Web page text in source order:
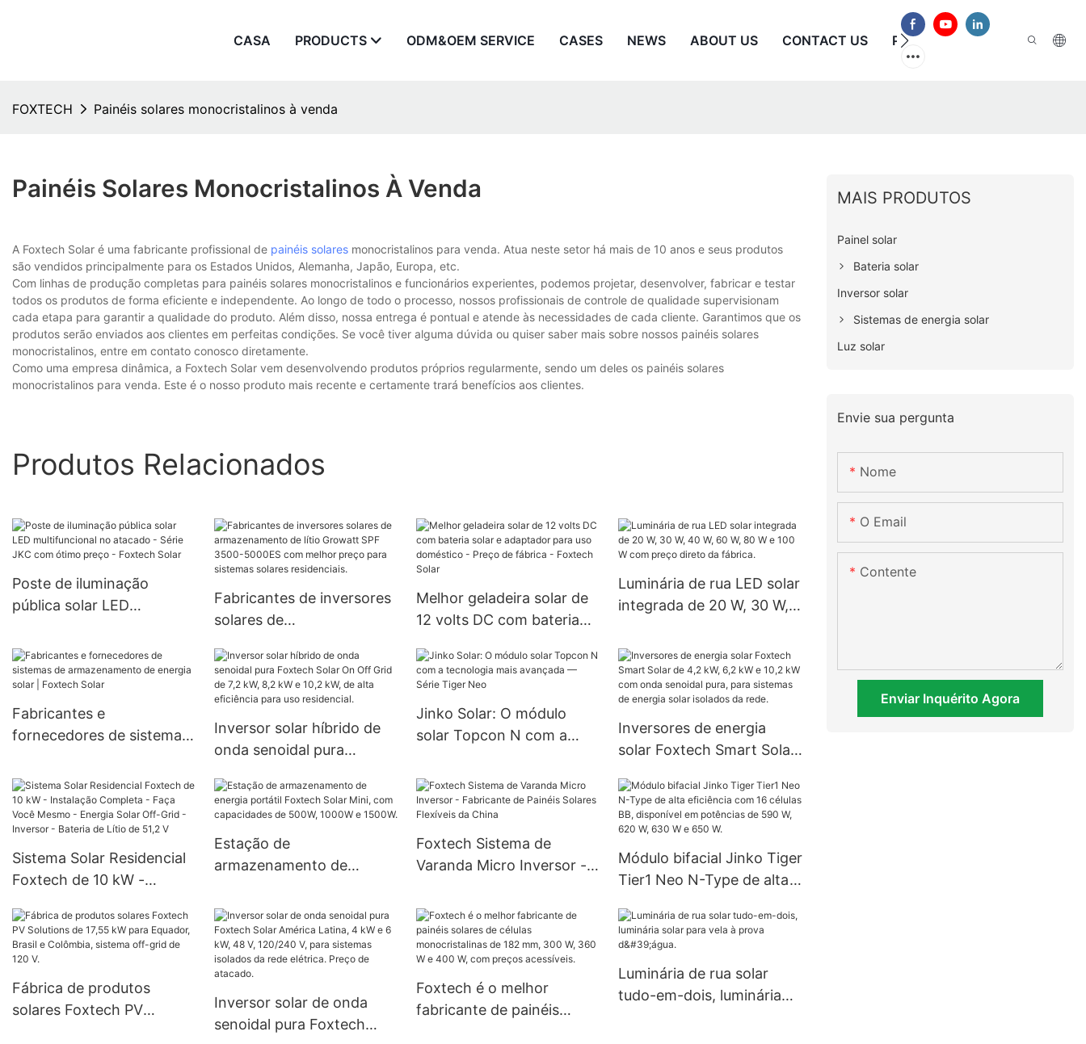
CASA PRODUCTS ODM&OEM SERVICE CASES NEWS ABOUT US CONTACT US PERGUNTAS FREQUENTES
FOXTECH Painéis solares monocristalinos à venda
Painéis Solares Monocristalinos À Venda
A Foxtech Solar é uma fabricante profissional de painéis solares monocristalinos para venda. Atua neste setor há mais de 10 anos e seus produtos
são vendidos principalmente para os Estados Unidos, Alemanha, Japão, Europa, etc.
Com linhas de produção completas para painéis solares monocristalinos e funcionários experientes, podemos projetar, desenvolver, fabricar e testar
todos os produtos de forma eficiente e independente. Ao longo de todo o processo, nossos profissionais de controle de qualidade supervisionam
cada etapa para garantir a qualidade do produto. Além disso, nossa entrega é pontual e atende às necessidades de cada cliente. Garantimos que os
produtos serão enviados aos clientes em perfeitas condições. Se você tiver alguma dúvida ou quiser saber mais sobre nossos painéis solares
monocristalinos, entre em contato conosco diretamente.
Como uma empresa dinâmica, a Foxtech Solar vem desenvolvendo produtos próprios regularmente, sendo um deles os painéis solares
monocristalinos para venda. Este é o nosso produto mais recente e certamente trará benefícios aos clientes.
Produtos Relacionados
Poste de iluminação
pública solar LED
- Série JKC com ótimo
preço - Foxtech Solar
Fabricantes de inversores
solares de
Growatt SPF 3500-
5000ES com melhor preço
para sistemas solares
residenciais.
Melhor geladeira solar de
12 volts DC com bateria
doméstico - Preço de
fábrica - Foxtech Solar
Luminária de rua LED solar
integrada de 20 W, 30 W,
com preço direto da
fábrica.
Fabricantes e
fornecedores de sistemas
energia solar | Foxtech
Solar
Inversor solar híbrido de
onda senoidal pura
de 7,2 kW, 8,2 kW e 10,2
kW, de alta eficiência para
uso residencial.
Jinko Solar: O módulo
solar Topcon N com a
— Série Tiger Neo
Inversores de energia
solar Foxtech Smart Solar
kW com onda senoidal
pura, para sistemas de
energia solar isolados da
rede.
Sistema Solar Residencial
Foxtech de 10 kW -
Faça Você Mesmo -
Energia Solar Off-Grid -
Inversor - Bateria de Lítio
de 51,2 V
Estação de
armazenamento de
Solar Mini, com
capacidades de 500W,
1000W e 1500W.
Foxtech Sistema de
Varanda Micro Inversor -
Solares Flexíveis da China
Módulo bifacial Jinko Tiger
Tier1 Neo N-Type de alta
BB, disponível em
potências de 590 W, 620
W, 630 W e 650 W.
Fábrica de produtos
solares Foxtech PV
Inversor solar de onda
senoidal pura Foxtech
Foxtech é o melhor
fabricante de painéis
Luminária de rua solar
tudo-em-dois, luminária
MAIS PRODUTOS
Painel solar
Bateria solar
Inversor solar
Sistemas de energia solar
Luz solar
Envie sua pergunta
Nome
O Email
Contente
Enviar Inquérito Agora